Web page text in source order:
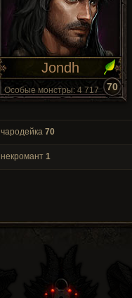
Jondh
Особые монстры: 4 717 70
чародейка 70
некромант 1